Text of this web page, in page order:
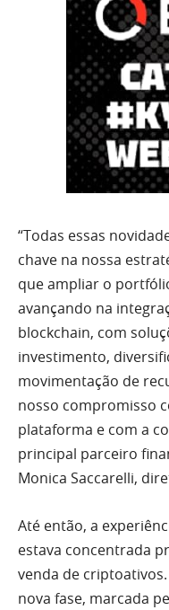
“Todas essas
chave na nossa
que ampliar o
avançando na
blockchain, com
investimento,
movimentação de
nosso compromisso
plataforma e com a
principal parceiro
Monica Saccarelli,
Até então, a
estava concentrada
venda de
nova fase, marcada